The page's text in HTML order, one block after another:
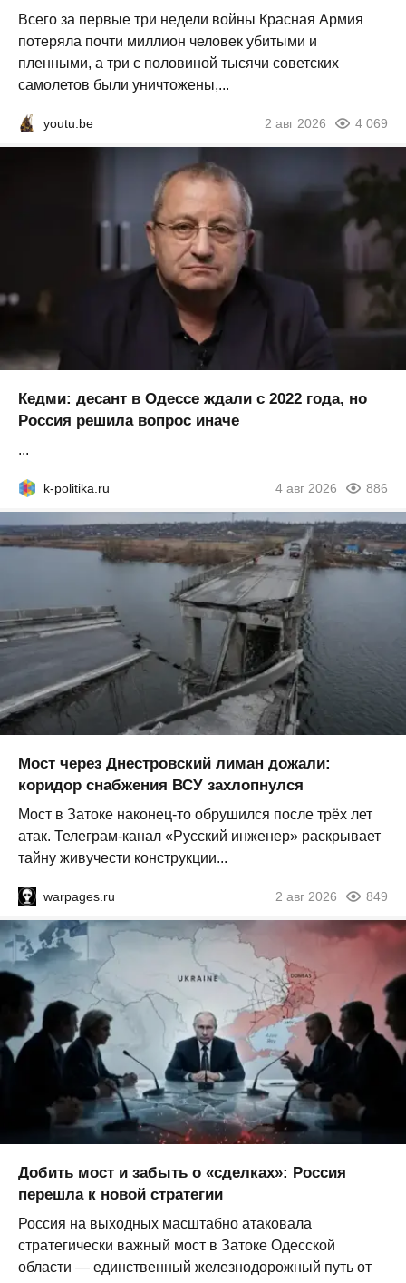
Всего за первые три недели войны Красная Армия
потеряла почти миллион человек убитыми и
пленными, а три с половиной тысячи советских
самолетов были уничтожены,...
youtu.be 2 авг 2026 4 069
Кедми: десант в Одессе ждали с 2022 года, но
Россия решила вопрос иначе
...
k-politika.ru 4 авг 2026 886
Мост через Днестровский лиман дожали:
коридор снабжения ВСУ захлопнулся
Мост в Затоке наконец-то обрушился после трёх лет
атак. Телеграм-канал «Русский инженер» раскрывает
тайну живучести конструкции...
warpages.ru 2 авг 2026 849
Добить мост и забыть о «сделках»: Россия
перешла к новой стратегии
Россия на выходных масштабно атаковала
стратегически важный мост в Затоке Одесской
области — единственный железнодорожный путь от